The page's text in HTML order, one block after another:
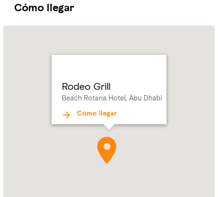
Cómo llegar
Beach
Rodeo Grill
Beach Rotana Hotel, Abu Dhabi
Cómo llegar